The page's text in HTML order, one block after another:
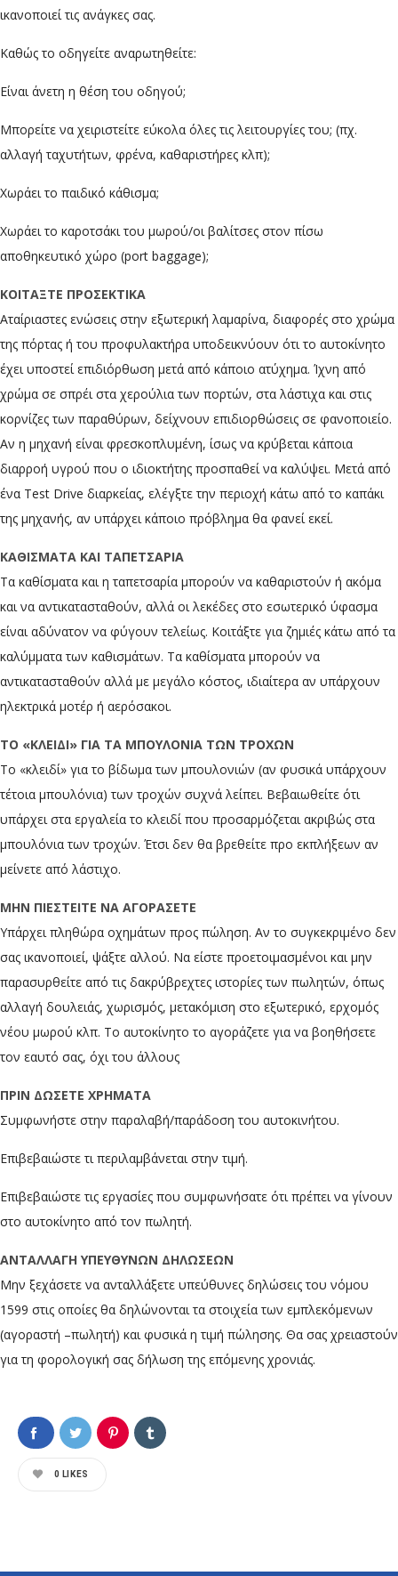
ικανοποιεί τις ανάγκες σας.
Καθώς το οδηγείτε αναρωτηθείτε:
Είναι άνετη η θέση του οδηγού;
Μπορείτε να χειριστείτε εύκολα όλες τις λειτουργίες του; (πχ.
αλλαγή ταχυτήτων, φρένα, καθαριστήρες κλπ);
Χωράει το παιδικό κάθισμα;
Χωράει το καροτσάκι του μωρού/οι βαλίτσες στον πίσω
αποθηκευτικό χώρο (port baggage);
ΚΟΙΤΑΞΤΕ ΠΡΟΣΕΚΤΙΚΑ
Αταίριαστες ενώσεις στην εξωτερική λαμαρίνα, διαφορές στο χρώμα
της πόρτας ή του προφυλακτήρα υποδεικνύουν ότι το αυτοκίνητο
έχει υποστεί επιδιόρθωση μετά από κάποιο ατύχημα. Ίχνη από
χρώμα σε σπρέι στα χερούλια των πορτών, στα λάστιχα και στις
κορνίζες των παραθύρων, δείχνουν επιδιορθώσεις σε φανοποιείο.
Αν η μηχανή είναι φρεσκοπλυμένη, ίσως να κρύβεται κάποια
διαρροή υγρού που ο ιδιοκτήτης προσπαθεί να καλύψει. Μετά από
ένα Test Drive διαρκείας, ελέγξτε την περιοχή κάτω από το καπάκι
της μηχανής, αν υπάρχει κάποιο πρόβλημα θα φανεί εκεί.
ΚΑΘΙΣΜΑΤΑ ΚΑΙ ΤΑΠΕΤΣΑΡΙΑ
Τα καθίσματα και η ταπετσαρία μπορούν να καθαριστούν ή ακόμα
και να αντικατασταθούν, αλλά οι λεκέδες στο εσωτερικό ύφασμα
είναι αδύνατον να φύγουν τελείως. Κοιτάξτε για ζημιές κάτω από τα
καλύμματα των καθισμάτων. Τα καθίσματα μπορούν να
αντικατασταθούν αλλά με μεγάλο κόστος, ιδιαίτερα αν υπάρχουν
ηλεκτρικά μοτέρ ή αερόσακοι.
ΤΟ «ΚΛΕΙΔΙ» ΓΙΑ ΤΑ ΜΠΟΥΛΟΝΙΑ ΤΩΝ ΤΡΟΧΩΝ
Το «κλειδί» για το βίδωμα των μπουλονιών (αν φυσικά υπάρχουν
τέτοια μπουλόνια) των τροχών συχνά λείπει. Βεβαιωθείτε ότι
υπάρχει στα εργαλεία το κλειδί που προσαρμόζεται ακριβώς στα
μπουλόνια των τροχών. Έτσι δεν θα βρεθείτε προ εκπλήξεων αν
μείνετε από λάστιχο.
ΜΗΝ ΠΙΕΣΤΕΙΤΕ ΝΑ ΑΓΟΡΑΣΕΤΕ
Υπάρχει πληθώρα οχημάτων προς πώληση. Αν το συγκεκριμένο δεν
σας ικανοποιεί, ψάξτε αλλού. Να είστε προετοιμασμένοι και μην
παρασυρθείτε από τις δακρύβρεχτες ιστορίες των πωλητών, όπως
αλλαγή δουλειάς, χωρισμός, μετακόμιση στο εξωτερικό, ερχομός
νέου μωρού κλπ. Το αυτοκίνητο το αγοράζετε για να βοηθήσετε
τον εαυτό σας, όχι του άλλους
ΠΡΙΝ ΔΩΣΕΤΕ ΧΡΗΜΑΤΑ
Συμφωνήστε στην παραλαβή/παράδοση του αυτοκινήτου.
Επιβεβαιώστε τι περιλαμβάνεται στην τιμή.
Επιβεβαιώστε τις εργασίες που συμφωνήσατε ότι πρέπει να γίνουν
στο αυτοκίνητο από τον πωλητή.
ΑΝΤΑΛΛΑΓΗ ΥΠΕΥΘΥΝΩΝ ΔΗΛΩΣΕΩΝ
Μην ξεχάσετε να ανταλλάξετε υπεύθυνες δηλώσεις του νόμου
1599 στις οποίες θα δηλώνονται τα στοιχεία των εμπλεκόμενων
(αγοραστή –πωλητή) και φυσικά η τιμή πώλησης. Θα σας χρειαστούν
για τη φορολογική σας δήλωση της επόμενης χρονιάς.
0 LIKES